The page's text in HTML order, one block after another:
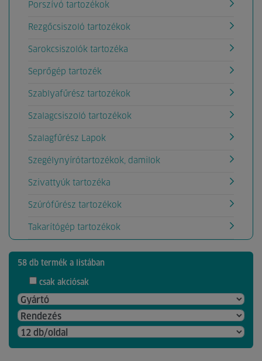
Porszívó tartozékok
Rezgőcsiszoló tartozékok
Sarokcsiszolók tartozéka
Seprőgép tartozék
Szablyafűrész tartozékok
Szalagcsiszoló tartozékok
Szalagfűrész Lapok
Szegélynyírótartozékok, damilok
Szivattyúk tartozéka
Szúrófűrész tartozékok
Takarítógép tartozékok
58 db termék a listában
csak akciósak